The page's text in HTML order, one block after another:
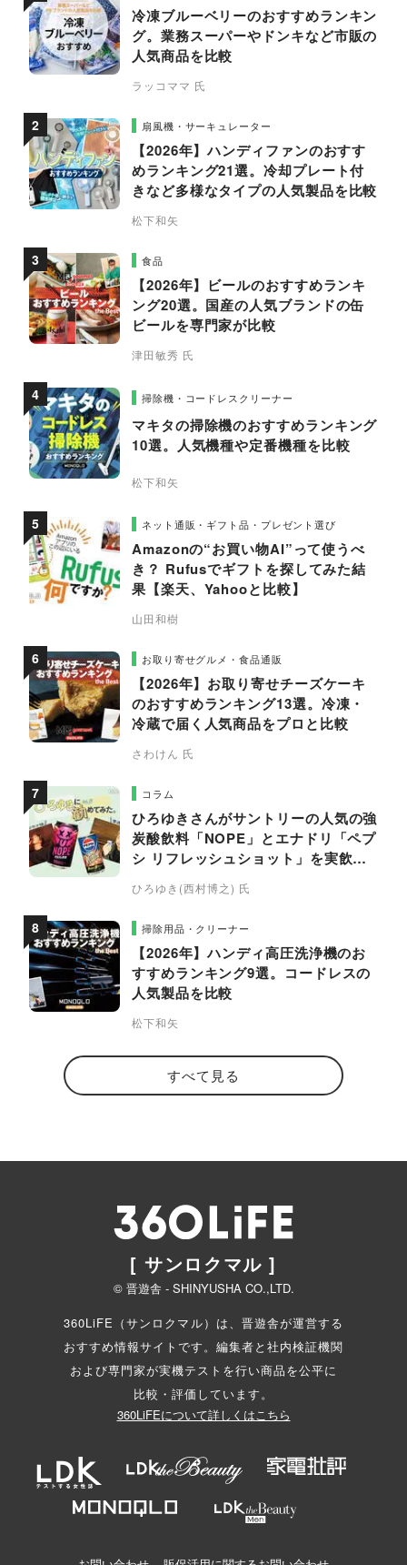
冷凍ブルーベリーのおすすめランキン
グ。業務スーパーやドンキなど市販の
人気商品を比較
ラッコママ 氏
扇風機・サーキュレーター
【2026年】ハンディファンのおすす
めランキング21選。冷却プレート付
きなど多様なタイプの人気製品を比較
松下和矢
食品
【2026年】ビールのおすすめランキ
ング20選。国産の人気ブランドの缶
ビールを専門家が比較
津田敏秀 氏
掃除機・コードレスクリーナー
マキタの掃除機のおすすめランキング
10選。人気機種や定番機種を比較
松下和矢
ネット通販・ギフト品・プレゼント選び
Amazonの“お買い物AI”って使うべ
き？ Rufusでギフトを探してみた結
果【楽天、Yahooと比較】
山田和樹
お取り寄せグルメ・食品通販
【2026年】お取り寄せチーズケーキ
のおすすめランキング13選。冷凍・
冷蔵で届く人気商品をプロと比較
さわけん 氏
コラム
ひろゆきさんがサントリーの人気の強
炭酸飲料「NOPE」とエナドリ「ペプ
シ リフレッシュショット」を実飲し
ひろゆき(西村博之) 氏
掃除用品・クリーナー
【2026年】ハンディ高圧洗浄機のお
すすめランキング9選。コードレスの
人気製品を比較
松下和矢
すべて見る
[ サンロクマル ]
© 晋遊舎 - SHINYUSHA CO.,LTD.
360LiFE（サンロクマル）は、晋遊舎が運営する
おすすめ情報サイトです。編集者と社内検証機関
および専門家が実機テストを行い商品を公平に
比較・評価しています。
360LiFEについて詳しくはこちら